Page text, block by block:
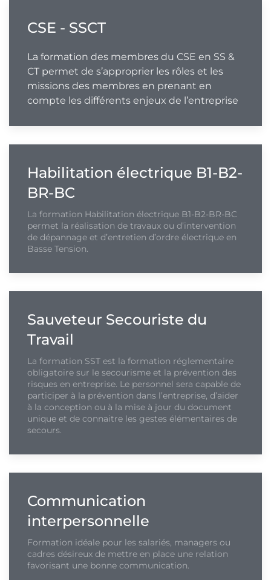
CSE - SSCT
La formation des membres du CSE en SS &
CT permet de s’approprier les rôles et les
missions des membres en prenant en
compte les différents enjeux de l’entreprise
Habilitation électrique B1-B2-
BR-BC
La formation Habilitation électrique B1-B2-BR-BC
permet la réalisation de travaux ou d’intervention
de dépannage et d’entretien d’ordre électrique en
Basse Tension.
Sauveteur Secouriste du
Travail
La formation SST est la formation réglementaire
obligatoire sur le secourisme et la prévention des
risques en entreprise. Le personnel sera capable de
participer à la prévention dans l’entreprise, d’aider
à la conception ou à la mise à jour du document
unique et de connaitre les gestes élémentaires de
secours.
Communication
interpersonnelle
Formation idéale pour les salariés, managers ou
cadres désireux de mettre en place une relation
favorisant une bonne communication.